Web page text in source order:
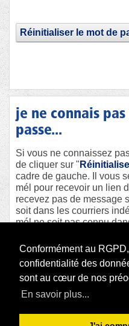
Conformément au
confidentialité des
sont au cœur de nos
En savoir plus...
Réinitialiser le mot de
je ne connais
passe...
Si vous ne connaissez
de cliquer sur "
cadre de gauche. Il vous
mél pour recevoir un lien
recevez pas de message
soit dans les courriers
mél ne soit pas connu
Copyright 2026 par